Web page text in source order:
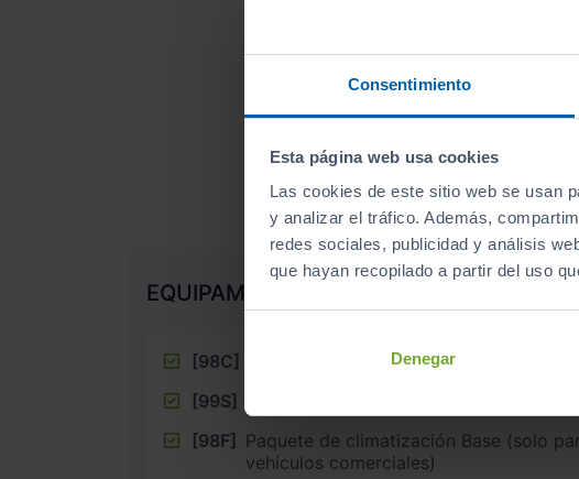
Consentimiento
Esta página web usa cookies
Las cookies de este sitio web se usan
y analizar el tráfico. Además,
redes sociales, publicidad y análisis
que hayan recopilado a partir del uso
Denegar
EQUIPAMIENTO EXTRA
[98C]
Paquete Confort 2
[99S]
[98F] Paquete de climatización Base (solo
vehículos comerciales)